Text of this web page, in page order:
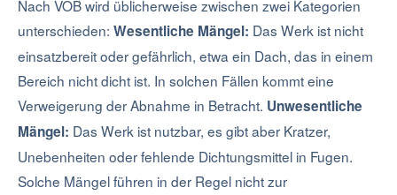
Nach VOB wird üblicherweise zwischen zwei Kategorien
unterschieden: Wesentliche Mängel: Das Werk ist nicht
einsatzbereit oder gefährlich, etwa ein Dach, das in einem
Bereich nicht dicht ist. In solchen Fällen kommt eine
Verweigerung der Abnahme in Betracht. Unwesentliche
Mängel: Das Werk ist nutzbar, es gibt aber Kratzer,
Unebenheiten oder fehlende Dichtungsmittel in Fugen.
Solche Mängel führen in der Regel nicht zur